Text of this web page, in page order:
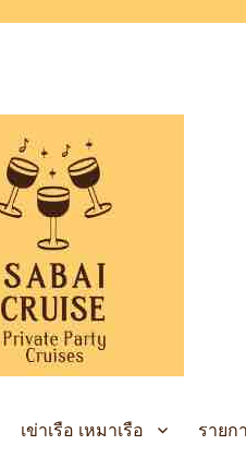
เข่าเรือ เหมาเรือ รายก